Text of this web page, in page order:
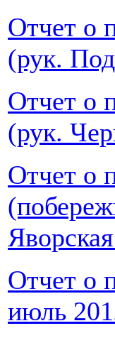
Отчет о
(рук.
Отчет о
(рук.
Отчет о
Отчет о
июль